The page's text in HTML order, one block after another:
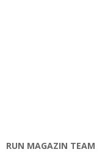
RUN MAGAZIN TEAM